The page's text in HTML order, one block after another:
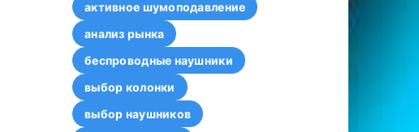
активное шумоподавление
анализ рынка
беспроводные наушники
выбор колонки
выбор наушников